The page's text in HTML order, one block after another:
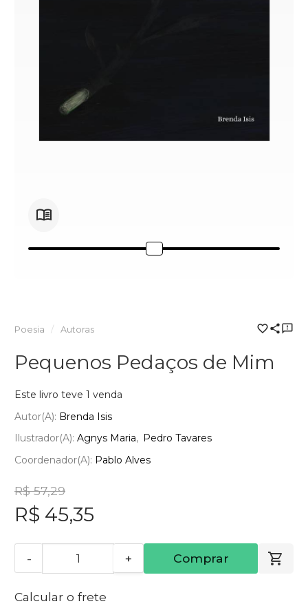
Poesia Autoras
Pequenos Pedaços de Mim
Este livro teve 1 venda
Autor(a): Brenda Isis
Ilustrador(a): Agnys Maria
Pedro Tavares
Coordenador(a): Pablo Alves
R$ 57,29
R$ 45,35
- + Comprar
Calcular o frete